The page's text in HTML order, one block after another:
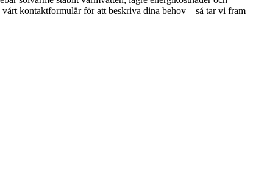
kontaktformulär för att beskriva dina behov – så tar vi fram